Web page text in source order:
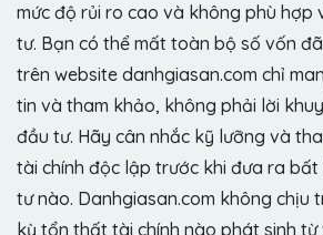
mức độ rủi ro cao và không phù hợp
tư. Bạn có thể mất toàn bộ số vốn
trên website danhgiasan.com chỉ
tin và tham khảo, không phải lời
đầu tư. Hãy cân nhắc kỹ lưỡng và
tài chính độc lập trước khi đưa ra
tư nào. Danhgiasan.com không chịu
kỳ tổn thất tài chính nào phát sinh từ